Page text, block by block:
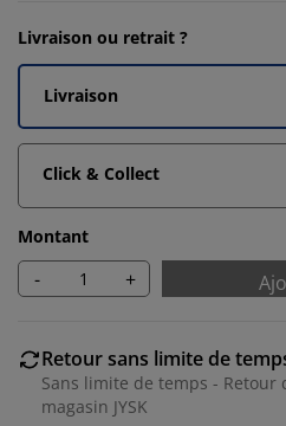
Livraison ou retrait ?
Livraison
Click & Collect
Montant
- +
Retour sans limite de
Sans limite de temps -
magasin JYSK